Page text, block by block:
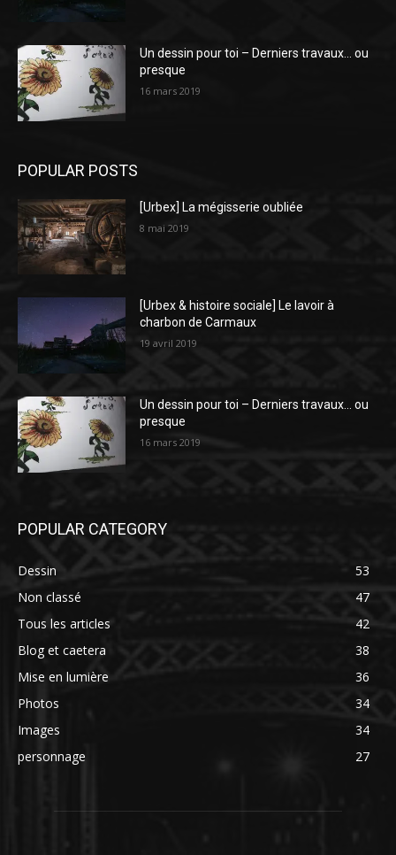
Un dessin pour toi – Derniers travaux… ou
presque
16 mars 2019
POPULAR POSTS
[Urbex] La mégisserie oubliée
8 mai 2019
[Urbex & histoire sociale] Le lavoir à
charbon de Carmaux
19 avril 2019
Un dessin pour toi – Derniers travaux… ou
presque
16 mars 2019
POPULAR CATEGORY
Dessin
53
Non classé
47
Tous les articles
42
Blog et caetera
38
Mise en lumière
36
Photos
34
Images
34
personnage
27